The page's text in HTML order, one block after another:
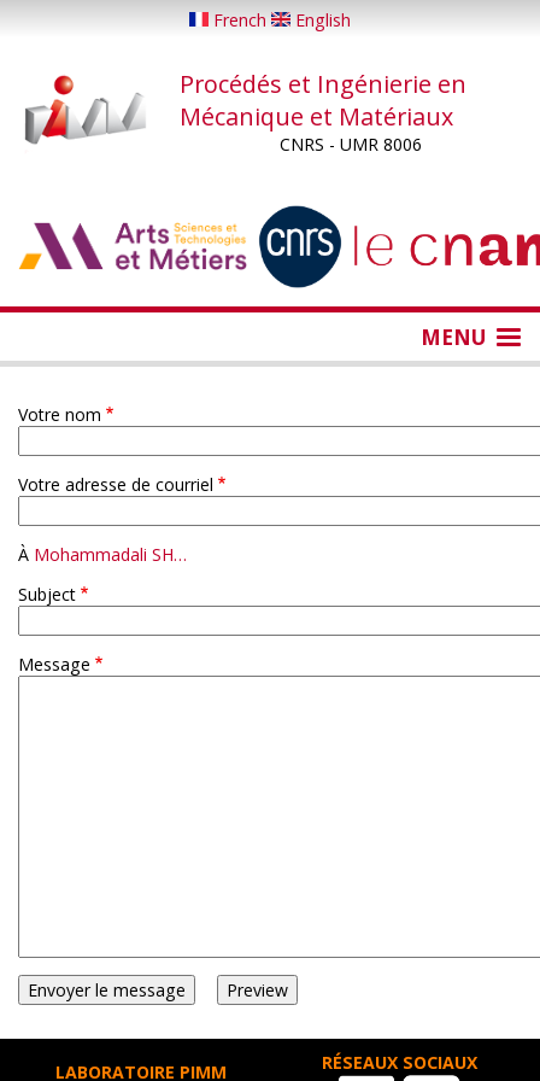
principal
French English
Procédés et Ingénierie en
Mécanique et Matériaux
CNRS - UMR 8006
MENU
Votre nom
Votre adresse de courriel
À Mohammadali SH…
Subject
Message
LABORATOIRE PIMM RÉSEAUX SOCIAUX